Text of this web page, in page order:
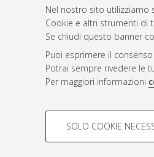
Nel nostro sito utilizziamo
Cookie e altri strumenti di
Se chiudi questo banner
Puoi esprimere il
Potrai sempre rivedere le
Per maggiori informazioni
COOKIE DI
SOLO COOKIE
Atom
Rss 1.0
Rss 2.0